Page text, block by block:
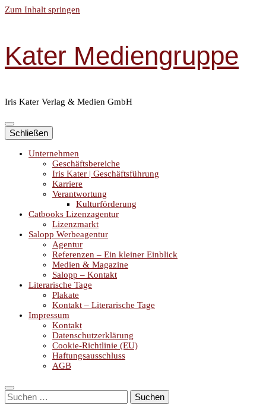
Zum Inhalt springen
Kater Mediengruppe
Iris Kater Verlag & Medien GmbH
Schließen
Unternehmen
Geschäftsbereiche
Iris Kater | Geschäftsführung
Karriere
Verantwortung
Kulturförderung
Catbooks Lizenzagentur
Lizenzmarkt
Salopp Werbeagentur
Agentur
Referenzen – Ein kleiner Einblick
Medien & Magazine
Salopp – Kontakt
Literarische Tage
Plakate
Kontakt – Literarische Tage
Impressum
Kontakt
Datenschutzerklärung
Cookie-Richtlinie (EU)
Haftungsausschluss
AGB
Suchen
nach: